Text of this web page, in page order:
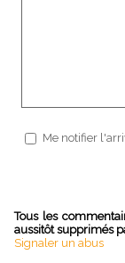
Me notifier
Tous les
aussitôt supprimés
Signaler un abus